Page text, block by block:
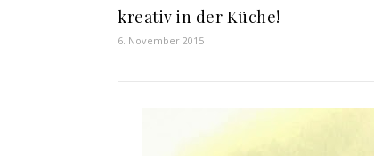
kreativ in der Küche!
6. November 2015